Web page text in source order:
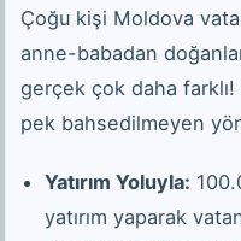
Çoğu kişi Moldova
anne-babadan
gerçek çok daha
pek bahsedilmeyen
Yatırım Yoluyla:
yatırım yaparak